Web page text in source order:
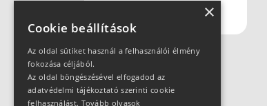
×
Cookie beállítások
Az oldal sütiket használ a felhasználói élmény
fokozása céljából.
Az oldal böngészésével elfogadod az
adatvédelmi tájékoztató szerinti cookie
felhasználást. Tovább olvasok